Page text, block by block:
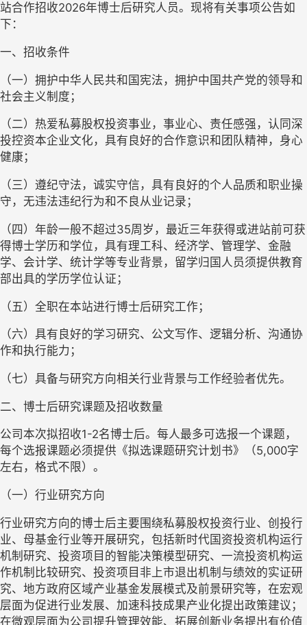
站合作招收2026年博士后研究人员。现将有关事项公告如
下：
一、招收条件
（一）拥护中华人民共和国宪法，拥护中国共产党的领导和
社会主义制度；
（二）热爱私募股权投资事业，事业心、责任感强，认同深
投控资本企业文化，具有良好的合作意识和团队精神，身心
健康；
（三）遵纪守法，诚实守信，具有良好的个人品质和职业操
守，无违法违纪行为和不良从业记录；
（四）年龄一般不超过35周岁，最近三年获得或进站前可获
得博士学历和学位，具有理工科、经济学、管理学、金融
学、会计学、统计学等专业背景，留学归国人员须提供教育
部出具的学历学位认证；
（五）全职在本站进行博士后研究工作；
（六）具有良好的学习研究、公文写作、逻辑分析、沟通协
作和执行能力；
（七）具备与研究方向相关行业背景与工作经验者优先。
二、博士后研究课题及招收数量
公司本次拟招收1-2名博士后。每人最多可选报一个课题，
每个选报课题必须提供《拟选课题研究计划书》（5,000字
左右，格式不限）。
（一）行业研究方向
行业研究方向的博士后主要围绕私募股权投资行业、创投行
业、母基金行业等开展研究，包括新时代国资投资机构运行
机制研究、投资项目的智能决策模型研究、一流投资机构运
作机制比较研究、投资项目非上市退出机制与绩效的实证研
究、地方政府区域产业基金发展模式及前景研究等，在宏观
层面为促进行业发展、加速科技成果产业化提出政策建议；
在微观层面为公司提升管理效能、拓展创新业务提出有价值